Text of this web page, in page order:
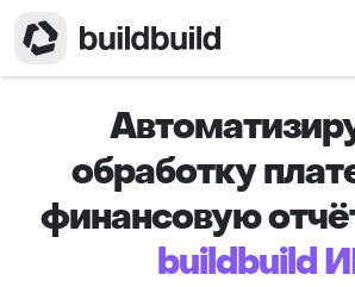
обработку
финансовую
buildbuild